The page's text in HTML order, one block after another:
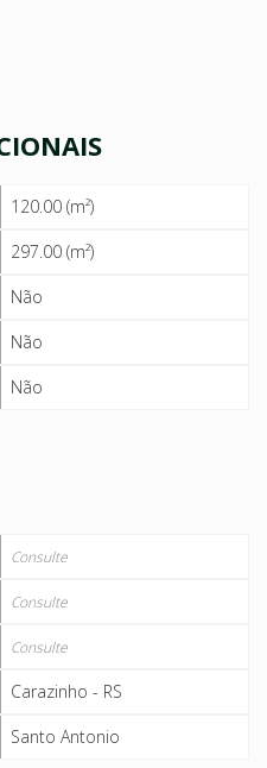
120.00 (m²)
297.00 (m²)
Não
Não
Não
Consulte
Consulte
Consulte
Carazinho - RS
Santo Antonio